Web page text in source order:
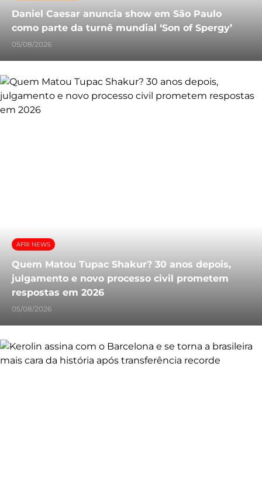
Daniel Caesar anuncia show em São Paulo
como parte da turnê mundial ‘Son of Spergy’
05/08/2026
AFRI NEWS
Quem Matou Tupac Shakur? 30 anos depois,
julgamento e novo processo civil prometem
respostas em 2026
05/08/2026